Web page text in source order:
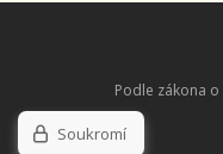
Podle zákona
Soukromí